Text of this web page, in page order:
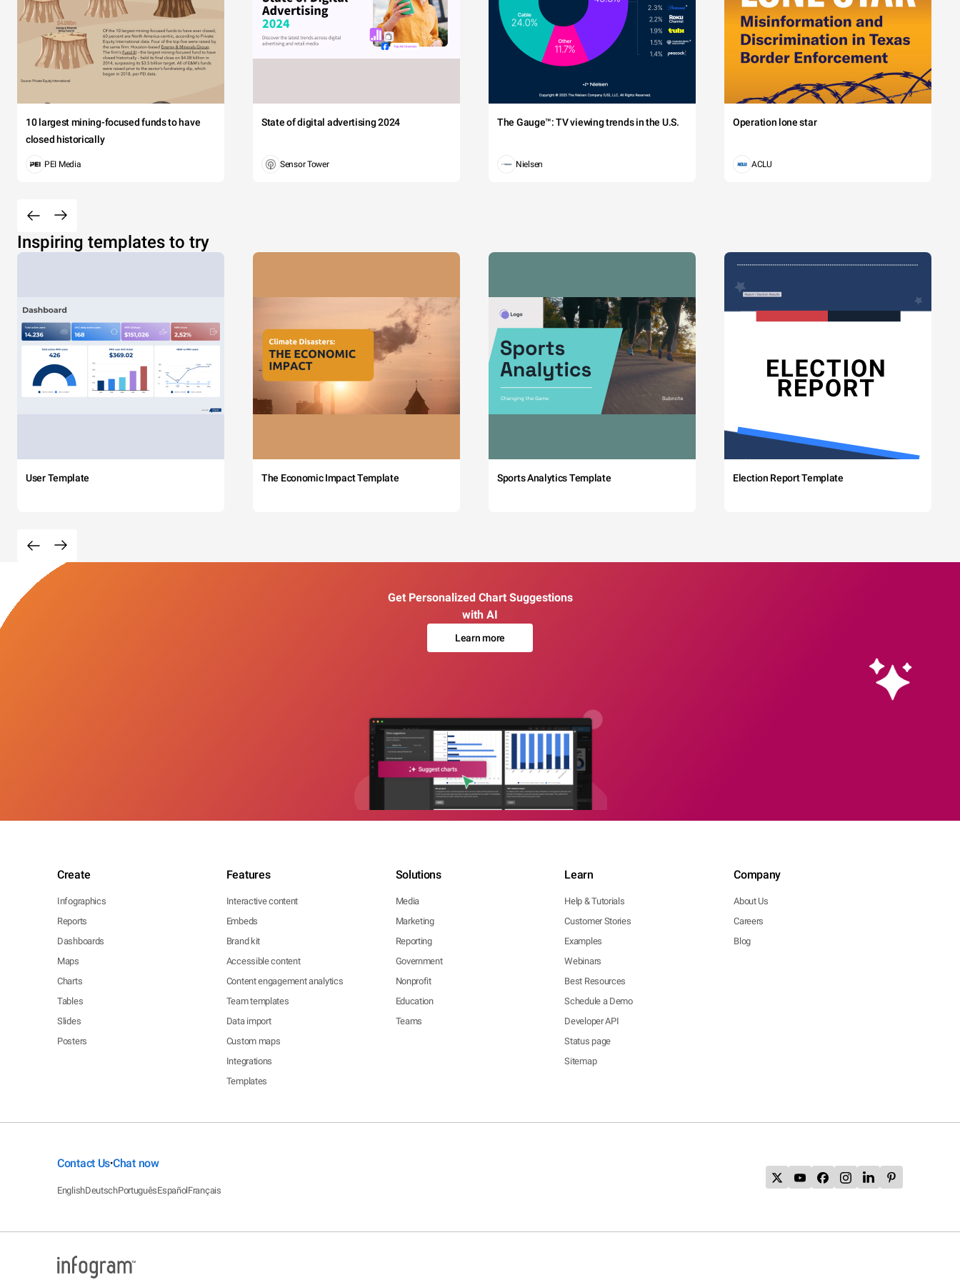
10 largest mining-focused funds to have
closed historically
PEI Media
State of digital advertising 2024
Sensor Tower
The Gauge™: TV viewing trends in the U.S.
Nielsen
Operation lone star
ACLU
Inspiring templates to try
User Template The Economic Impact Template Sports Analytics Template Election Report Template
Get Personalized Chart Suggestions
with AI
Learn more
Create
Infographics
Reports
Dashboards
Maps
Charts
Tables
Slides
Posters
Features
Interactive content
Embeds
Brand kit
Accessible content
Content engagement analytics
Team templates
Data import
Custom maps
Integrations
Templates
Solutions
Media
Marketing
Reporting
Government
Nonprofit
Education
Teams
Learn
Help & Tutorials
Customer Stories
Examples
Webinars
Best Resources
Schedule a Demo
Developer API
Status page
Sitemap
Company
About Us
Careers
Blog
Contact Us•Chat now
EnglishDeutschPortuguêsEspañolFrançais